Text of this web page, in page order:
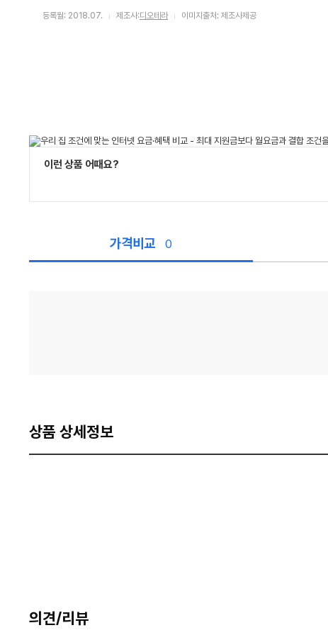
등록월: 2018.07. 제조사:디오테라 이미지출처: 제조사제공
이런 상품 어때요?
가격비교 0
상품 상세정보
의견/리뷰